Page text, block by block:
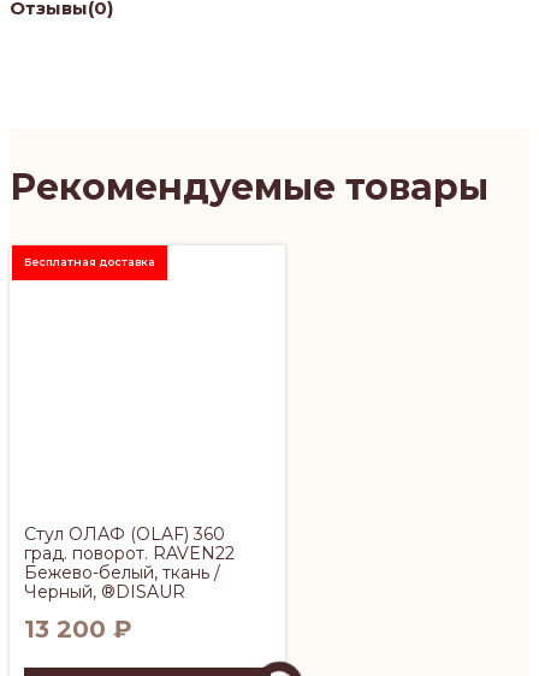
Отзывы(0)
Рекомендуемые товары
Бесплатная доставка
Стул ОЛАФ (OLAF) 360
град. поворот. RAVEN22
Бежево-белый, ткань /
Черный, ®DISAUR
13 200 ₽